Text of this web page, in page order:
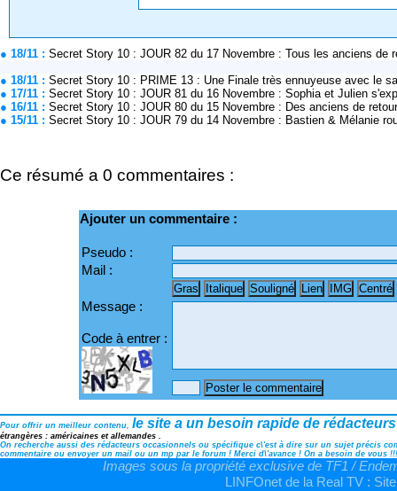
● 18/11 : Secret Story 10 : JOUR 82 du 17 Novembre : Tous les anciens de
● 18/11 : Secret Story 10 : PRIME 13 : Une Finale très ennuyeuse avec le
● 17/11 : Secret Story 10 : JOUR 81 du 16 Novembre : Sophia et Julien
● 16/11 : Secret Story 10 : JOUR 80 du 15 Novembre : Des anciens de
● 15/11 : Secret Story 10 : JOUR 79 du 14 Novembre : Bastien & Mélanie
Ce résumé a 0 commentaires :
Ajouter un commentaire :
Pseudo :
Mail :
Message :
Code à entrer :
Pour offrir un meilleur contenu, le site a un besoin rapide de rédacteurs
étrangères : américaines et allemandes .
On recherche aussi des rédacteurs occasionnels ou spécifique c\'est à dire sur un sujet précis
commentaire ou envoyer un mail ou un mp par le forum ! Merci d\'avance ! On a besoin de vous !!!
Images sous la propriété exclusive de TF1 /
LINFOnet de la Real TV :